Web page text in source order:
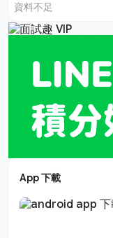
資料不足
App 下載